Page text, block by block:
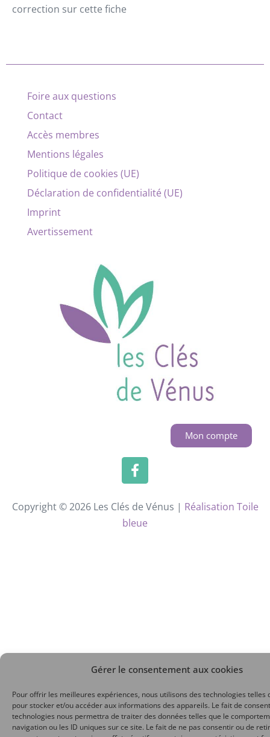
Gérer le consentement aux cookies
Pour offrir les meilleures expériences, nous utilisons des technologies telles
pour stocker et/ou accéder aux informations des appareils. Le fait de
technologies nous permettra de traiter des données telles que le
navigation ou les ID uniques sur ce site. Le fait de ne pas consentir ou de
correction sur cette fiche
Foire aux questions
Contact
Accès membres
Mentions légales
Politique de cookies (UE)
Déclaration de confidentialité (UE)
Imprint
Avertissement
Mon compte
Copyright © 2026 Les Clés de Vénus | Réalisation Toile
bleue